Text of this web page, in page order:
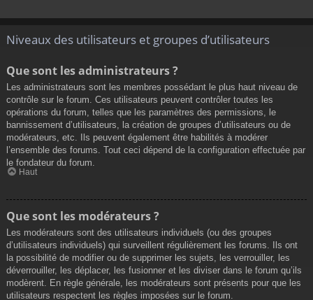
Niveaux des utilisateurs et groupes d’utilisateurs
Que sont les administrateurs ?
Les administrateurs sont les membres possédant le plus haut niveau de
contrôle sur le forum. Ces utilisateurs peuvent contrôler toutes les
opérations du forum, telles que les paramètres des permissions, le
bannissement d’utilisateurs, la création de groupes d’utilisateurs ou de
modérateurs, etc. Ils peuvent également être habilités à modérer
l’ensemble des forums. Tout ceci dépend de la configuration effectuée par
le fondateur du forum.
Haut
Que sont les modérateurs ?
Les modérateurs sont des utilisateurs individuels (ou des groupes
d’utilisateurs individuels) qui surveillent régulièrement les forums. Ils ont
la possibilité de modifier ou de supprimer les sujets, les verrouiller, les
déverrouiller, les déplacer, les fusionner et les diviser dans le forum qu’ils
modèrent. En règle générale, les modérateurs sont présents pour que les
utilisateurs respectent les règles imposées sur le forum.